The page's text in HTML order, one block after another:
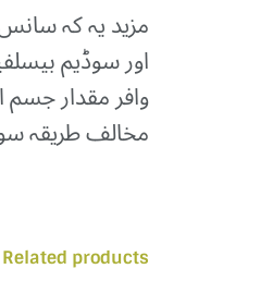
مزید یہ کہ
اور سوڈیم
وافر مقدار
مخالف طریقہ
Related products